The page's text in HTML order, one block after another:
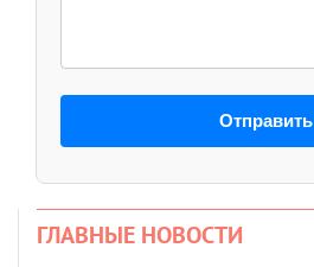
Отправить
ГЛАВНЫЕ НОВОСТИ